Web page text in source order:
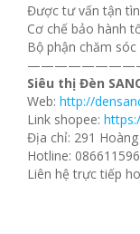
Được tư vấn tận
Cơ chế bảo hành
Bộ phận chăm
Siêu thị Đèn
Web: http://
Link shopee:
Địa chỉ: 291
Hotline:
Liên hệ trực tiếp